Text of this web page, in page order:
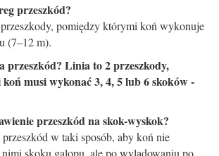
przeszkód?
pomiędzy którymi koń wykonuje
(7–12 m).
przeszkód? Linia to 2 przeszkody,
musi wykonać 3, 4, 5 lub 6 skoków
przeszkód na skok-wyskok?
w taki sposób, aby koń nie
skoku galopu, ale po wylądowaniu po